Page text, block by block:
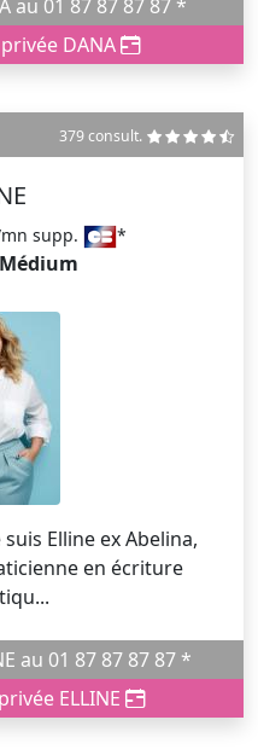
Prendre RDV avec DANA au 01 87 87 87 87 *
DANA
379 consult.
supp. *
Médium
Elline ex Abelina,
en écriture
Prendre RDV avec ELLINE au 01 87 87 87 87 *
ELLINE